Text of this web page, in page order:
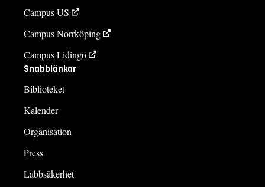
Campus US
Campus Norrköping
Campus Lidingö
Snabblänkar
Biblioteket
Kalender
Organisation
Press
Labbsäkerhet